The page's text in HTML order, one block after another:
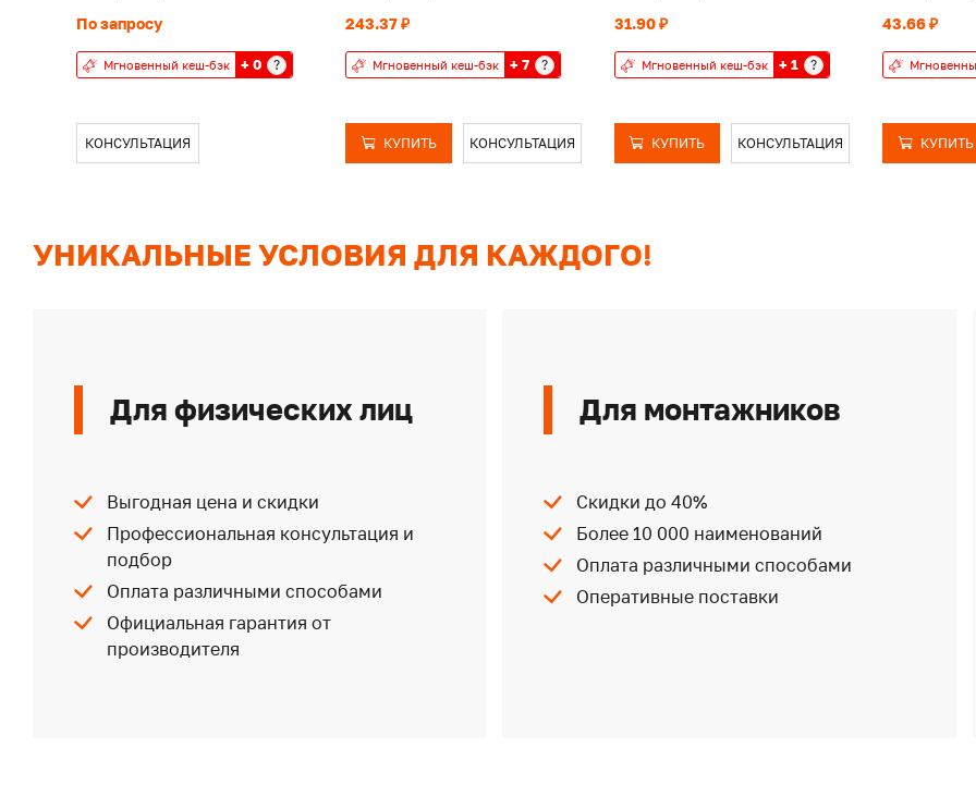
По запросу
Мгновенный кеш-бэк + 0 ?
КОНСУЛЬТАЦИЯ
243.37 ₽
Мгновенный кеш-бэк + 7 ?
КУПИТЬ КОНСУЛЬТАЦИЯ
31.90 ₽
Мгновенный кеш-бэк + 1 ?
КУПИТЬ КОНСУЛЬТАЦИЯ
43.66 ₽
КУПИТЬ
УНИКАЛЬНЫЕ УСЛОВИЯ ДЛЯ КАЖДОГО!
Для физических лиц
Выгодная цена и скидки
Профессиональная консультация и
подбор
Оплата различными способами
Официальная гарантия от
производителя
Для монтажников
Скидки до 40%
Более 10 000 наименований
Оплата различными способами
Оперативные поставки